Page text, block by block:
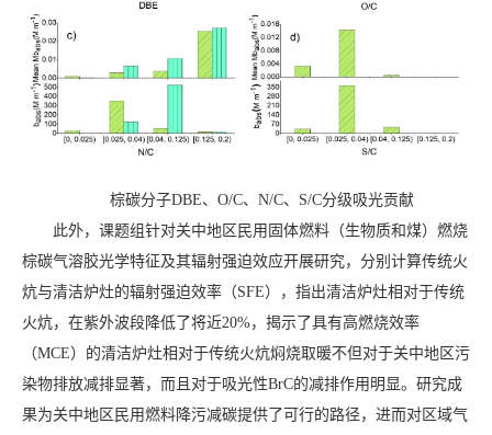
棕碳分子DBE、O/C、N/C、S/C分级吸光贡献
此外，课题组针对关中地区民用固体燃料（生物质和煤）燃烧
棕碳气溶胶光学特征及其辐射强迫效应开展研究，分别计算传统火
炕与清洁炉灶的辐射强迫效率（SFE），指出清洁炉灶相对于传统
火炕，在紫外波段降低了将近20%，揭示了具有高燃烧效率
（MCE）的清洁炉灶相对于传统火炕焖烧取暖不但对于关中地区污
染物排放减排显著，而且对于吸光性BrC的减排作用明显。研究成
果为关中地区民用燃料降污减碳提供了可行的路径，进而对区域气